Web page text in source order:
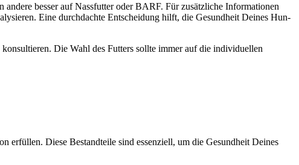
bes­ser auf Nass­fut­ter oder BARF. Für zusätz­li­che Infor­ma­tio­nen
Eine durch­dach­te Ent­schei­dung hilft, die Gesund­heit Dei­nes Hun­
Die Wahl des Fut­ters soll­te immer auf die indi­vi­du­el­len
erfül­len. Die­se Bestand­tei­le sind essen­zi­ell, um die Gesund­heit Dei­nes